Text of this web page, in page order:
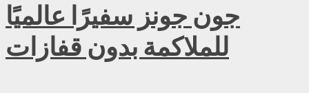
جون جونز سفيرًا عالميًا
للملاكمة بدون قفازات